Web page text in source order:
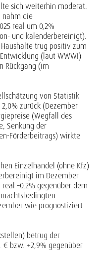
sich weiterhin moderat.
nahm die
real um 0,2%
und kalenderbereinigt).
trug positiv zum
(laut WWWI)
Rückgang (im
von Statistik
zurück (Dezember
(Wegfall des
Senkung der
Förderbeitrags) wirkte
Einzelhandel (ohne Kfz)
im Dezember
–0,2% gegenüber dem
wie prognostiziert
betrug der
€ bzw. +2,9% gegenüber